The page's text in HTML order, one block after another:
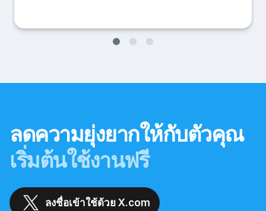
ลดความยุ่งยากให้กับตัวคุณ
เริ่มต้นใช้งานฟรี
ลงชื่อเข้าใช้ด้วย X.com